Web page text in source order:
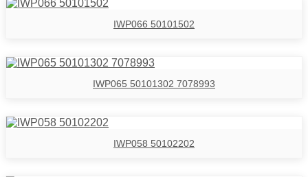
IWP066 50101502
IWP065 50101302 7078993
IWP058 50102202